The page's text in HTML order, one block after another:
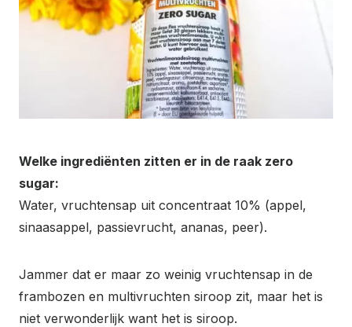
Welke ingrediënten zitten er in de raak zero
sugar:
Water, vruchtensap uit concentraat 10% (appel,
sinaasappel, passievrucht, ananas, peer).
Jammer dat er maar zo weinig vruchtensap in de
frambozen en multivruchten siroop zit, maar het is
niet verwonderlijk want het is siroop.